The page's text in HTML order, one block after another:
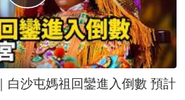
白沙屯媽祖回鑾進入倒數 預計